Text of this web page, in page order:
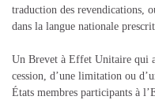
traduction des revendications,
dans la langue nationale
Un Brevet à Effet Unitaire qui
cession, d’une limitation ou
États membres participants à